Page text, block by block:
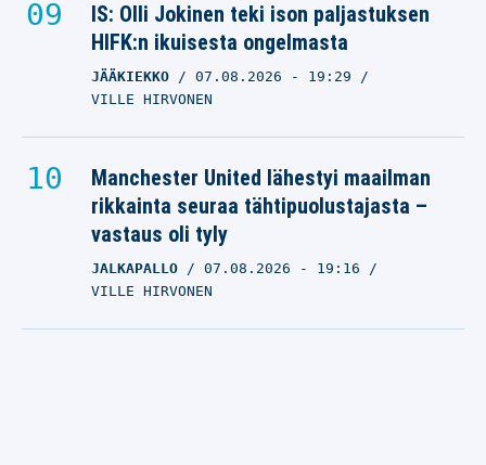
IS: Olli Jokinen teki ison paljastuksen
HIFK:n ikuisesta ongelmasta
JÄÄKIEKKO 07.08.2026 - 19:29
VILLE HIRVONEN
Manchester United lähestyi maailman
rikkainta seuraa tähtipuolustajasta –
vastaus oli tyly
JALKAPALLO 07.08.2026 - 19:16
VILLE HIRVONEN